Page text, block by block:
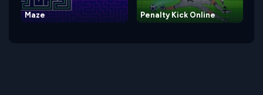
Maze Penalty Kick Online